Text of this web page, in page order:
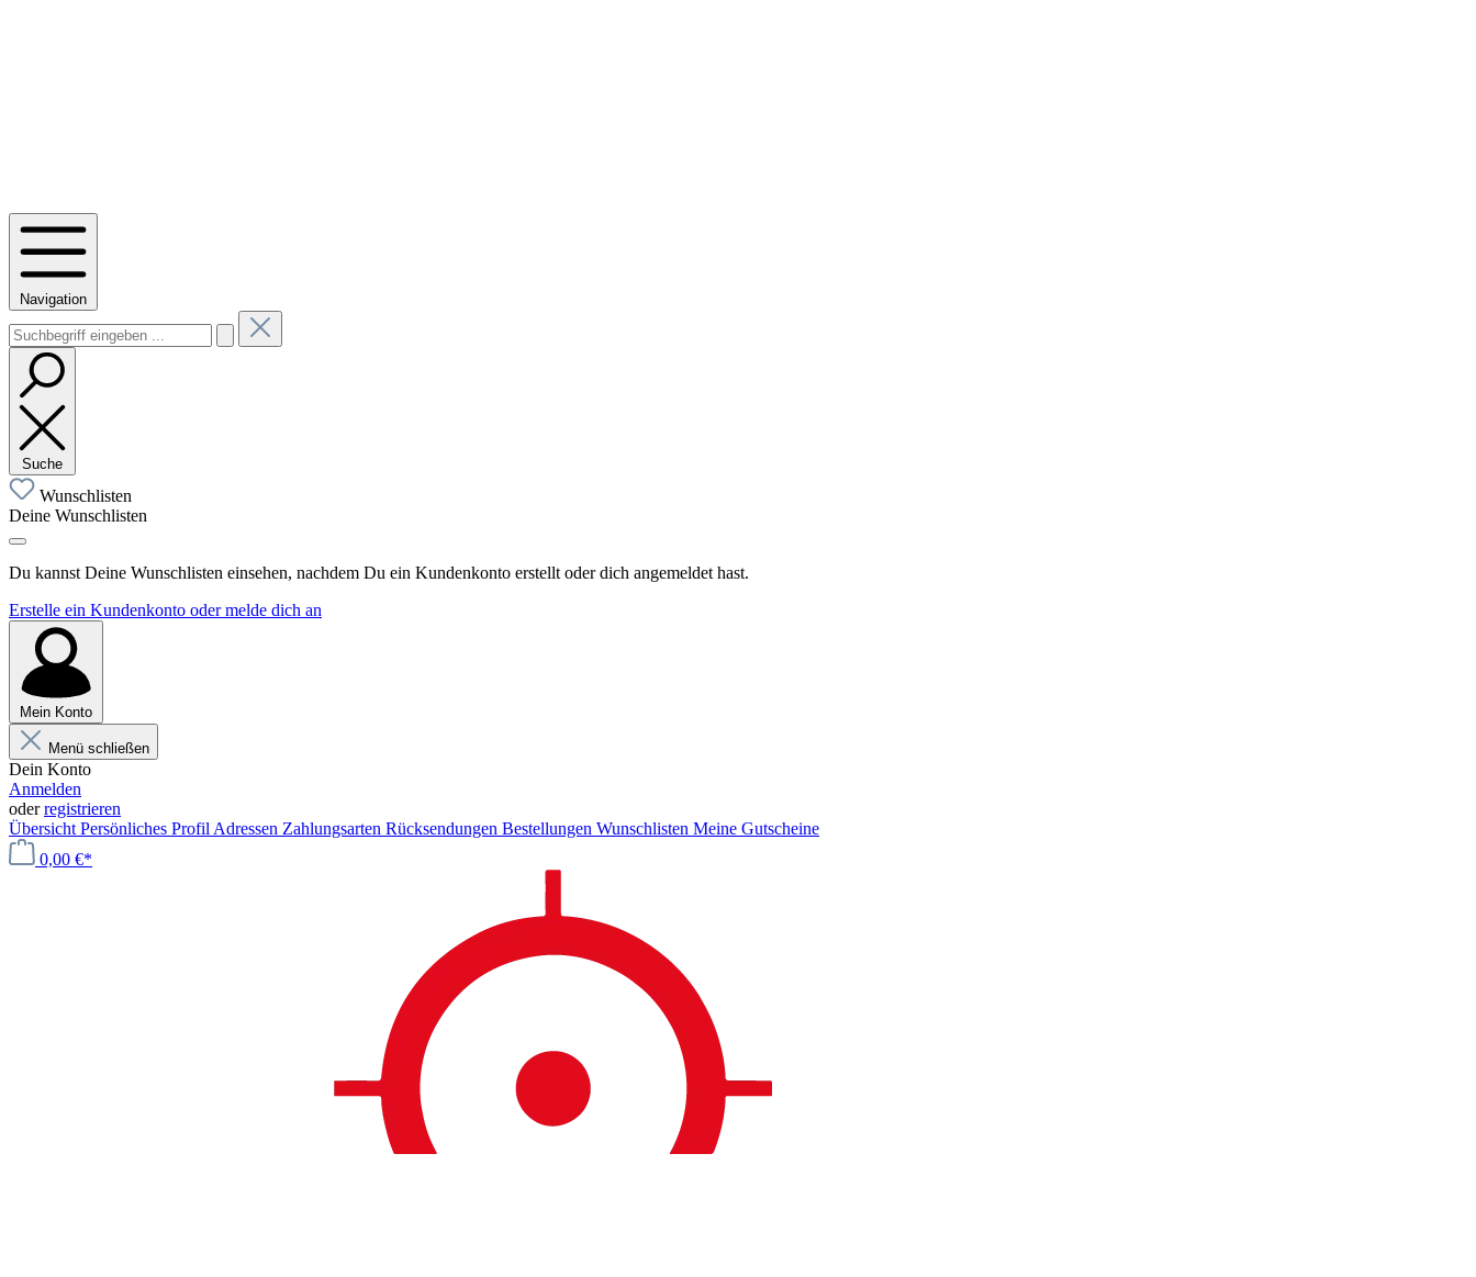
Navigation
Suche
Wunschlisten
Deine Wunschlisten
Du kannst Deine Wunschlisten einsehen, nachdem Du ein Kundenkonto erstellt oder dich angemeldet hast.
Erstelle ein Kundenkonto oder melde dich an
Mein Konto
Menü schließen
Dein Konto
Anmelden
oderregistrieren
Übersicht Persönliches Profil Adressen Zahlungsarten Rücksendungen Bestellungen Wunschlisten Meine Gutscheine
0,00 €*